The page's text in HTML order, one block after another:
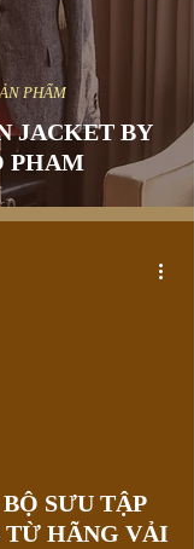
JACKET BY
PHAM
PHẨM
SƯU TẬP
TỪ HÃNG VẢI